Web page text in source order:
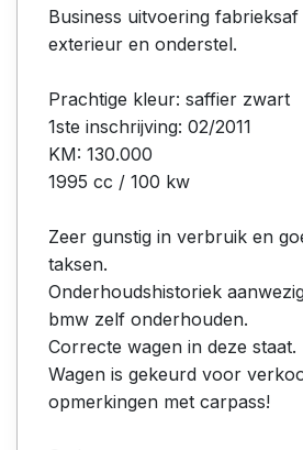
Business uitvoering
exterieur en onderstel.
Prachtige kleur: saffier zwart
1ste inschrijving: 02/2011
KM: 130.000
1995 cc / 100 kw
Zeer gunstig in verbruik en
taksen.
Onderhoudshistoriek
bmw zelf onderhouden.
Correcte wagen in deze staat.
Wagen is gekeurd voor
opmerkingen met carpass!